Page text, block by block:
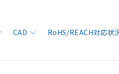
CAD RoHS/REACH対応状